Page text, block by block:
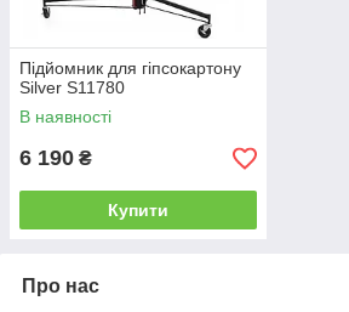
Підйомник для гіпсокартону
Silver S11780
В наявності
6 190 ₴
Купити
Про нас